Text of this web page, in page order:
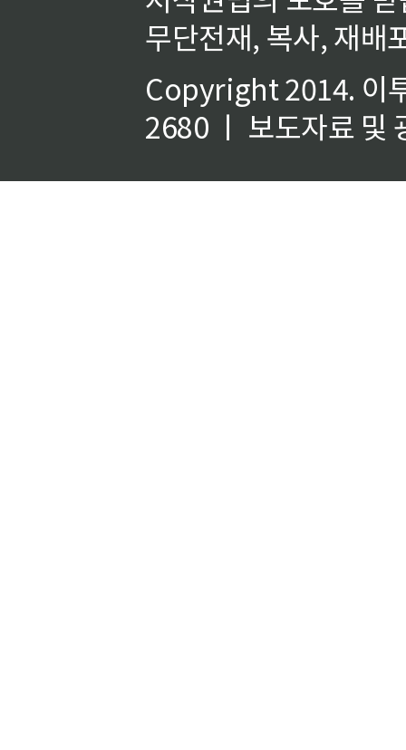
무단전재, 복사, 재배
Copyright 2014. 이
2680 ㅣ 보도자료